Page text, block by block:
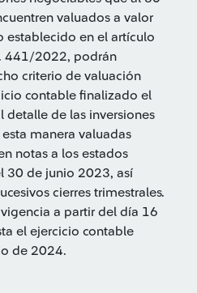
valuados a valor
establecido en el artículo
441/2022, podrán
criterio de valuación
contable finalizado el
detalle de las inversiones
manera valuadas
notas a los estados
30 de junio 2023, así
cierres trimestrales.
vigencia a partir del día 16
el ejercicio contable
de 2024.